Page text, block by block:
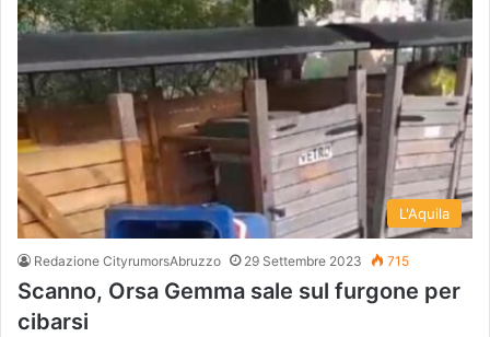
L'Aquila
Redazione CityrumorsAbruzzo 29 Settembre 2023 715
Scanno, Orsa Gemma sale sul furgone per
cibarsi